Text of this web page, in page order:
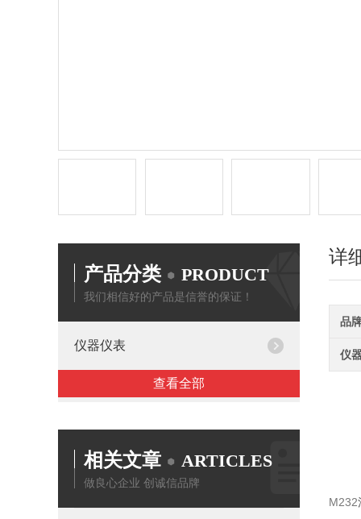
产品分类 PRODUCT
我们相信好的产品是信誉的保证！
仪器仪表
查看全部
相关文章 ARTICLES
做良心企业 创诚信品牌
详
品
仪
M232